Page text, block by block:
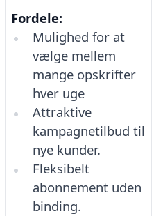
Fordele:
Mulighed for at
vælge mellem
mange opskrifter
hver uge
Attraktive
kampagnetilbud til
nye kunder.
Fleksibelt
abonnement uden
binding.